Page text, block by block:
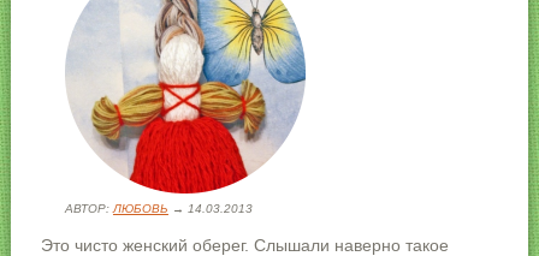
АВТОР: ЛЮБОВЬ → 14.03.2013
Это чисто женский оберег. Слышали наверно такое